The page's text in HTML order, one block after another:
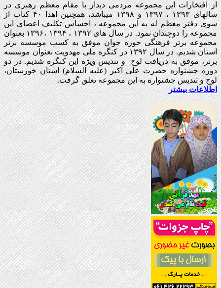
از افتخارات این مجموعه مردمی دیدار با مقام معظم رهبری در
سالهای ۱۳۹۳ ، ۱۳۹۷ و ۱۳۹۸ میباشد، همچنین اهدا ۴۰ کتاب از
سوی دفتر معظم له به این مجموعه ، احساس تکلیف اعضای این
مجموعه را دوچندان نمود. در سال های ۱۳۹۲ ، ۱۳۹۴ ،۱۳۹۶ بعنوان
مجموعه برتر فرهنگی حوزه جوان موفق به کسب موسسه برتر
استان شدیم. در سال ۱۳۹۲ در کنگره ملی مهدویت بعنوان موسسه
برتر، موفق به دریافت لوح و تندیس ویژه این کنگره شدیم. در دو
دوره جشنواره حضرت علی اکبر (علیه السلام) استان خوزستان،
لوح و تندیس جشنواره به این مجموعه تعلق گرفت.
اطلاعات بیشتر